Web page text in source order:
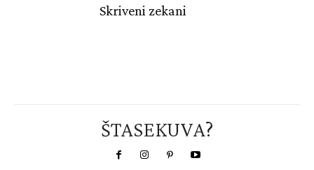
Skriveni zekani
ŠTASEKUVA?